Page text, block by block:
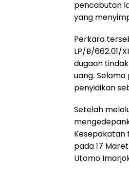
pencabutan
yang
Perkara
LP/B/662.01/
dugaan
uang.
penyidikan
Setelah
Kesepakatan
pada 17
Utomo